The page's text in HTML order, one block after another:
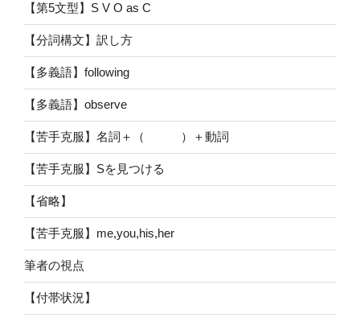
【第5文型】S V O as C
【分詞構文】訳し方
【多義語】following
【多義語】observe
【苦手克服】名詞＋（ ）＋動詞
【苦手克服】Sを見つける
【省略】
【苦手克服】me,you,his,her
筆者の視点
【付帯状況】